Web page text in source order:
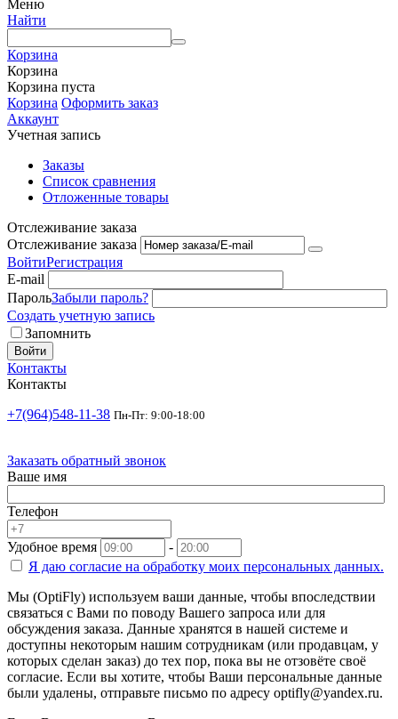
Меню
Найти
Корзина
Корзина
Корзина пуста
Корзина Оформить заказ
Аккаунт
Учетная запись
Заказы
Список сравнения
Отложенные товары
Отслеживание заказа
Отслеживание заказа
ВойтиРегистрация
E-mail
ПарольЗабыли пароль?
Создать учетную запись
Запомнить
Войти
Контакты
Контакты
+7(964)548-11-38 Пн-Пт: 9:00-18:00
Заказать обратный звонок
Ваше имя
Телефон
Удобное время
-
Я даю согласие на обработку моих персональных данных.
Мы (OptiFly) используем ваши данные, чтобы впоследствии
связаться с Вами по поводу Вашего запроса или для
обсуждения заказа. Данные хранятся в нашей системе и
доступны некоторым нашим сотрудникам (или продавцам, у
которых сделан заказ) до тех пор, пока вы не отзовёте своё
согласие. Если вы хотите, чтобы Ваши персональные данные
были удалены, отправьте письмо по адресу optifly@yandex.ru.